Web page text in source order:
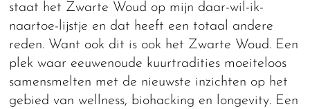
staat het Zwarte Woud op mijn daar-wil-ik-
naartoe-lijstje en dat heeft een totaal andere
reden. Want ook dit is ook het Zwarte Woud. Een
plek waar eeuwenoude kuurtradities moeiteloos
samensmelten met de nieuwste inzichten op het
gebied van wellness, biohacking en longevity. Een